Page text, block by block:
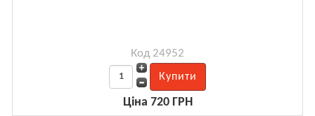
Код 24952
Ціна 720 ГРН